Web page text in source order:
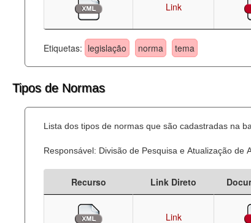
Link
Etiquetas: legislação norma tema
Tipos de Normas
Lista dos tipos de normas que são cadastradas na
Responsável: Divisão de Pesquisa e Atualização de
Recurso Link Direto
Link